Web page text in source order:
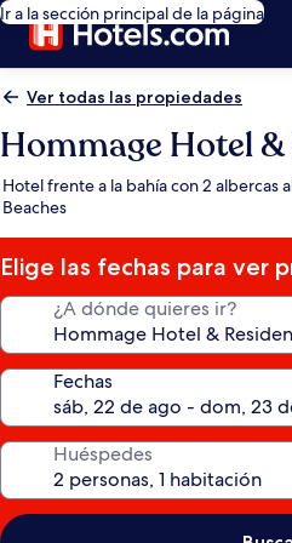
Ir a la sección principal de la página
Ver todas las propiedades
Hommage Hotel &
Hotel frente a la bahía con 2 albercas
Beaches
Elige las fechas para ver
¿A dónde quieres ir?
Fechas
Huéspedes